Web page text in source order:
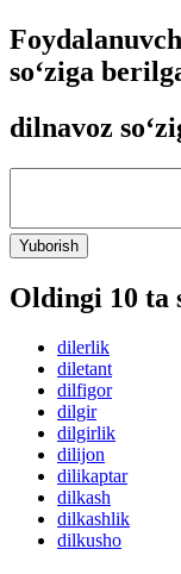
so‘ziga
dilnavoz
Yuborish
Oldingi 10 ta
dilerlik
diletant
dilfigor
dilgir
dilgirlik
dilijon
dilikaptar
dilkash
dilkashlik
dilkusho